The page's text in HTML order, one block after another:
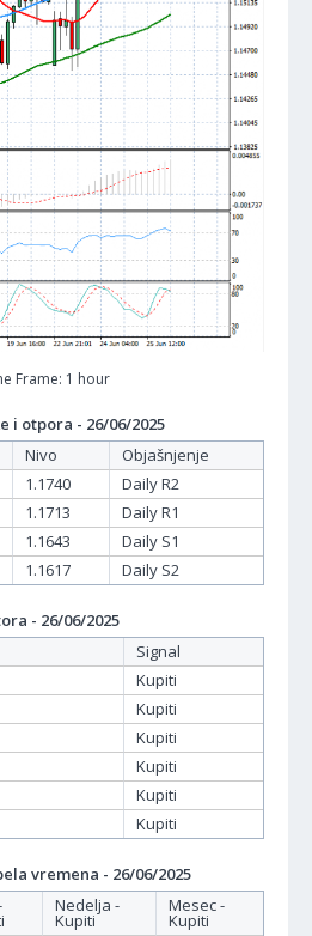
Frame: 1 hour
i otpora - 26/06/2025
Nivo
Objašnjenje
1.1740
Daily R2
1.1713
Daily R1
1.1643
Daily S1
1.1617 Daily S2
- 26/06/2025
Signal
Kupiti
Kupiti
Kupiti
Kupiti
Kupiti
Kupiti
vremena - 26/06/2025
Nedelja -
Kupiti
Mesec -
Kupiti